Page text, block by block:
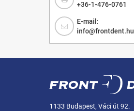
+36-1-476-0761
E-mail:
info@frontdent.hu
1133 Budapest, Váci út 92.